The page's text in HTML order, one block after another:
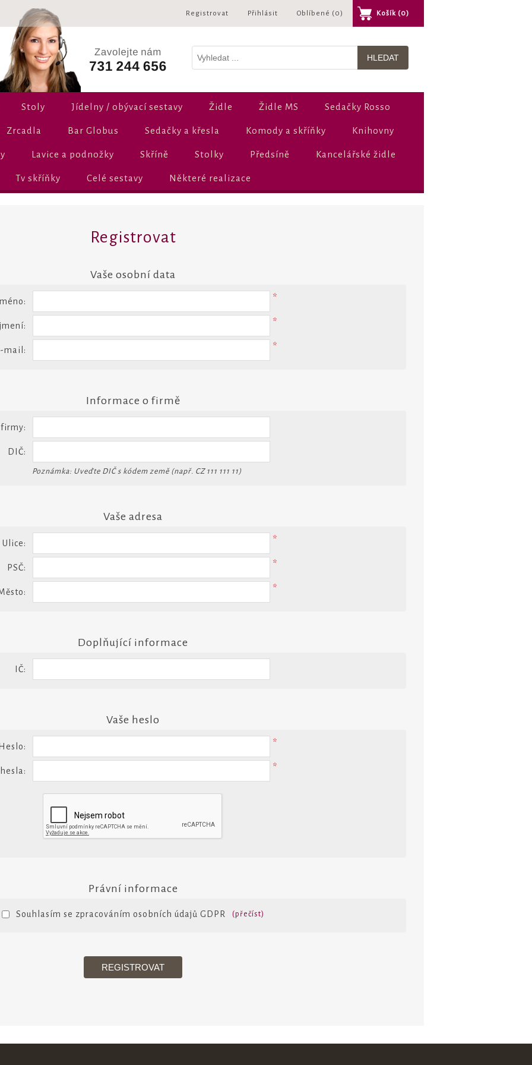
Registrovat Přihlásit Oblíbené (0) Košík (0)
Stoly Jídelny / obývací sestavy Židle Židle MS Sedačky Rosso
Zrcadla Bar Globus Sedačky a křesla Komody a skříňky Knihovny
Lavice a podnožky Skříně Stolky Předsíně Kancelářské židle
Tv skříňky Celé sestavy Některé realizace
Registrovat
Vaše osobní data
*
*
mail: *
Informace o firmě
DIČ:
Poznámka: Uveďte DIČ s kódem země (např. CZ 111 111 11)
Vaše adresa
Ulice: *
PSČ: *
*
Doplňující informace
IČ:
Vaše heslo
*
*
Právní informace
Souhlasím se zpracováním osobních údajů GDPR (přečíst)